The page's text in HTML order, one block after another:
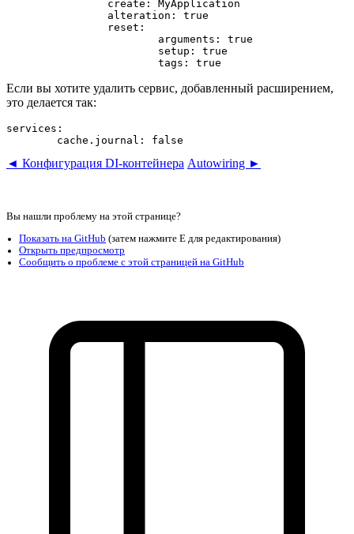
Если вы хотите удалить сервис, добавленный расширением,
это делается так:
services:
◄ Конфигурация DI-контейнера Autowiring ►